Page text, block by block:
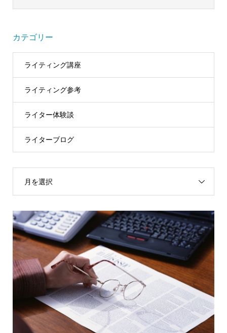
カテゴリー
ライティング講座
ライティング参考
ライター体験談
ライターブログ
月を選択